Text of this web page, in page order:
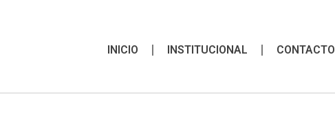
INICIO INSTITUCIONAL CONTACTO